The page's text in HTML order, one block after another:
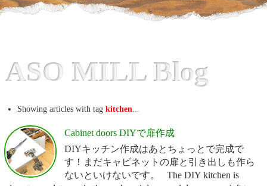
ASO MILL Blog
Showing articles with tag kitchen
Cabinet doors DIYで扉作成
DIYキッチン作成はあとちょっとで完成で
す！まだキャビネットの扉と引き出しも作ら
ないといけないです。 The DIY kitchen is